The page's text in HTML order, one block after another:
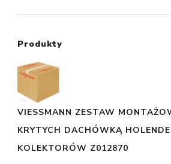
Produkty
VIESSMANN ZESTAW
KRYTYCH DACHÓWKĄ
KOLEKTORÓW Z012870